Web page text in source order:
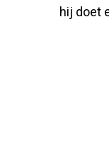
hij doet